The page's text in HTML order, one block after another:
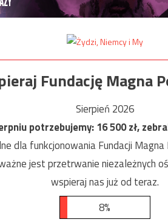
Fundację Magna
Sierpień 2026
potrzebujemy:16 500zł,
dla funkcjonowania Fundacji Magna
jest przetrwanie niezależnych
wspieraj nas już od teraz.
8%